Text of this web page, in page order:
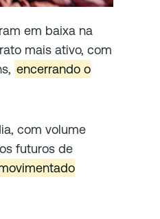
em baixa na
mais ativo, com
encerrando o
com volume
futuros de